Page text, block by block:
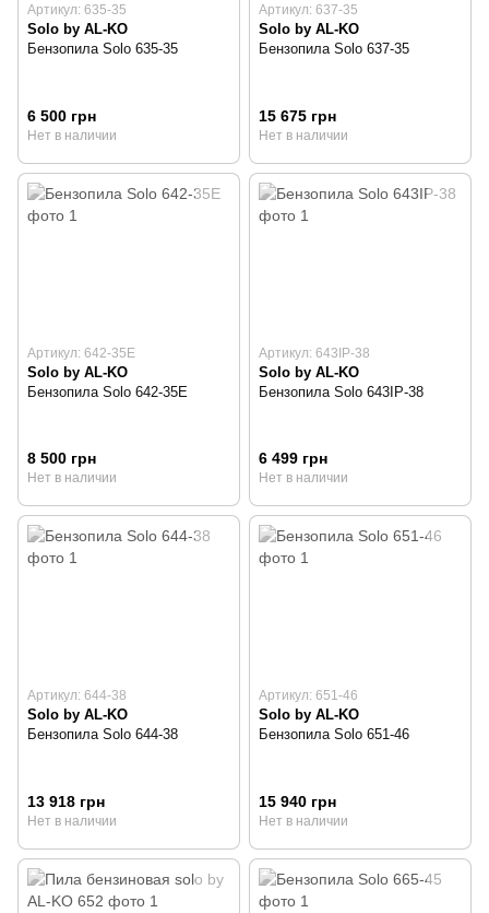
Артикул: 635-35
Solo by AL-KO
Бензопила Solo 635-35
6 500 грн
Нет в наличии
Артикул: 637-35
Solo by AL-KO
Бензопила Solo 637-35
15 675 грн
Нет в наличии
Артикул: 642-35E
Solo by AL-KO
Бензопила Solo 642-35E
8 500 грн
Нет в наличии
Артикул: 643IP-38
Solo by AL-KO
Бензопила Solo 643IP-38
6 499 грн
Нет в наличии
Артикул: 644-38
Solo by AL-KO
Бензопила Solo 644-38
13 918 грн
Нет в наличии
Артикул: 651-46
Solo by AL-KO
Бензопила Solo 651-46
15 940 грн
Нет в наличии